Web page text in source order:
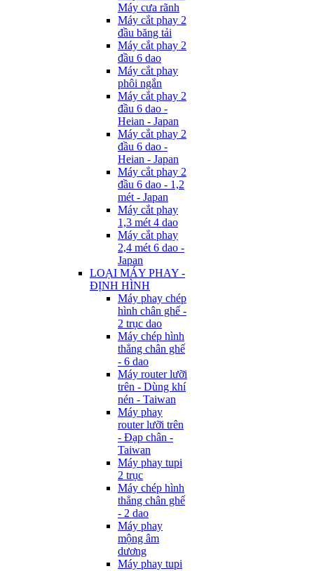
Máy cưa rãnh
Máy cắt phay 2
đầu băng tải
Máy cắt phay 2
đầu 6 dao
Máy cắt phay
phôi ngắn
Máy cắt phay 2
đầu 6 dao -
Heian - Japan
Máy cắt phay 2
đầu 6 dao -
Heian - Japan
Máy cắt phay 2
đầu 6 dao - 1,2
mét - Japan
Máy cắt phay
1,3 mét 4 dao
Máy cắt phay
2,4 mét 6 dao -
Japan
LOẠI MÁY PHAY -
ĐỊNH HÌNH
Máy phay chép
hình chân ghế -
2 trục dao
Máy chép hình
thẳng chân ghế
- 6 dao
Máy router lưỡi
trên - Dùng khí
nén - Taiwan
Máy phay
router lưỡi trên
- Đạp chân -
Taiwan
Máy phay tupi
2 trục
Máy chép hình
thẳng chân ghế
- 2 dao
Máy phay
mộng âm
dương
Máy phay tupi